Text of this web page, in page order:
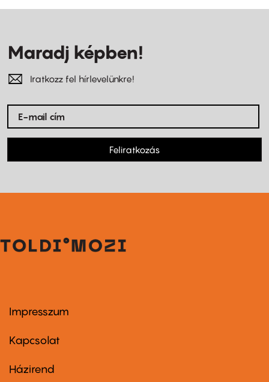
Maradj képben!
Iratkozz fel hírlevelünkre!
Feliratkozás
Footer
first
Impresszum
Kapcsolat
Footer
Házirend